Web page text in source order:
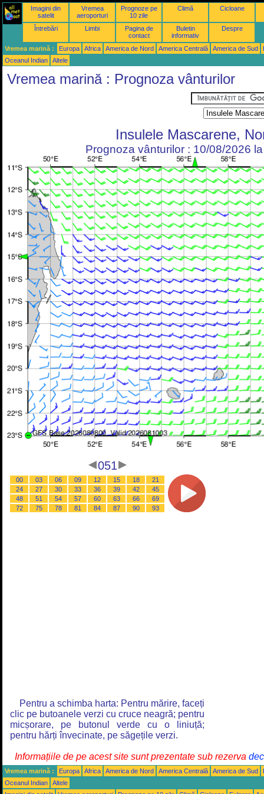
Imagini din
satelit
Vremea
aeroporturi
Prognoze pe
10 zile
Climă Cicloane
Întrebări Limbi
Pagina de
contact
Buletin
informativ
Despre
Vremea marină : Europa Africa America de Nord America Centrală America de Sud
Oceanul Indian
Altele
Vremea marină : Prognoza vânturilor
Insulele Mascarene,
Prognoza vânturilor : 10/08/2026
051
00 03 06 09 12 15 18
21
24
27 30 33 36 39 42
45
48
51 54 57 60 63 66
69
72
75 78 81 84 87 90 93
Pentru a schimba harta: Pentru mărire, faceți
clic pe butoanele verzi cu cruce neagră; pentru
micșorare, pe butonul verde cu o liniuță;
pentru hărți învecinate, pe săgețile verzi.
Informațiile de pe acest site sunt prezentate sub rezerva
Vremea marină : Europa Africa America de Nord America Centrală America de Sud
Oceanul Indian
Altele